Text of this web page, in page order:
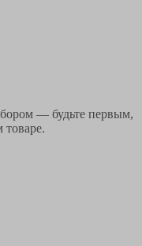
— будьте первым,
товаре.